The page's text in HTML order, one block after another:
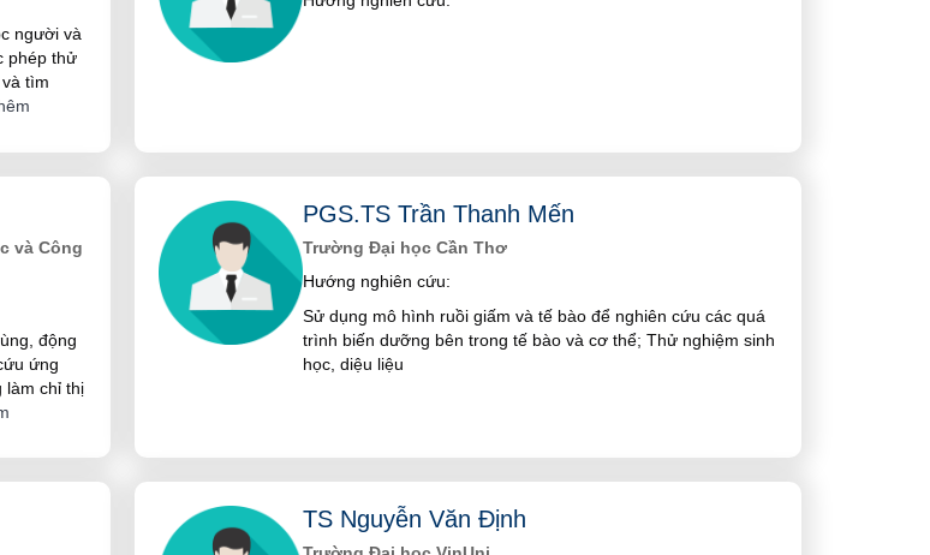
người và
phép thử
tìm
và Công
động
ứng
làm chỉ thị
PGS.TS Trần Thanh Mến
Trường Đại học Cần Thơ
Hướng nghiên cứu:
Sử dụng mô hình ruồi giấm và tế bào để nghiên cứu các quá
trình biến dưỡng bên trong tế bào và cơ thể; Thử nghiệm sinh
học, diệu liệu
TS Nguyễn Văn Định